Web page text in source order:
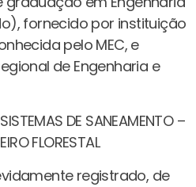
fornecido por instituição
pelo MEC, e
de Engenharia e
DE SANEAMENTO –
FLORESTAL
registrado, de